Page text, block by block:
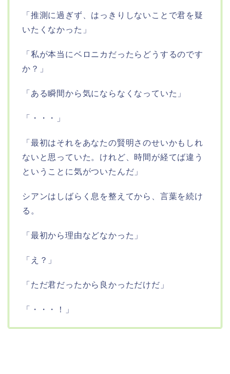
「推測に過ぎず、はっきりしないことで君を疑
いたくなかった」
「私が本当にベロニカだったらどうするのです
か？」
「ある瞬間から気にならなくなっていた」
「・・・」
「最初はそれをあなたの賢明さのせいかもしれ
ないと思っていた。けれど、時間が経てば違う
ということに気がついたんだ」
シアンはしばらく息を整えてから、言葉を続け
る。
「最初から理由などなかった」
「え？」
「ただ君だったから良かっただけだ」
「・・・！」